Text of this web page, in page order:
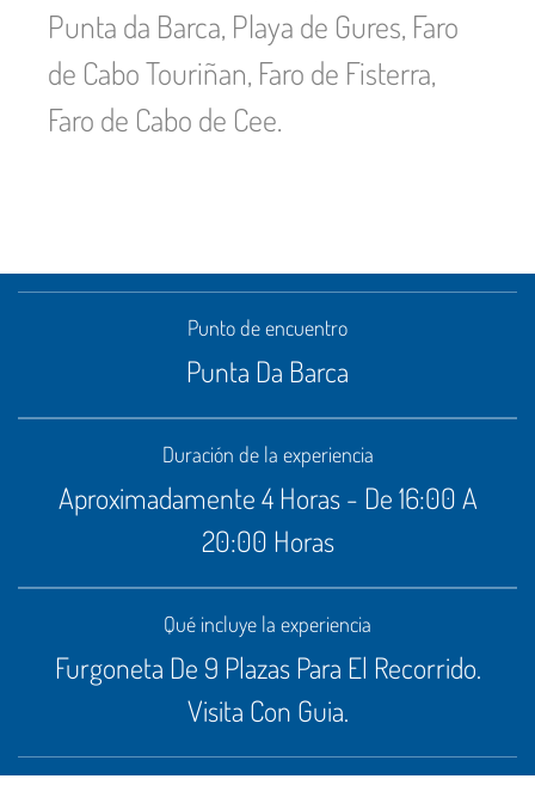
Punta da Barca, Playa de Gures, Faro
de Cabo Touriñan, Faro de Fisterra,
Faro de Cabo de Cee.
Punto de encuentro
Punta Da Barca
Duración de la experiencia
Aproximadamente 4 Horas - De 16:00 A
20:00 Horas
Qué incluye la experiencia
Furgoneta De 9 Plazas Para El Recorrido.
Visita Con Guia.